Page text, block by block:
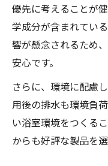
優先に考えることが
学成分が含まれてい
響が懸念されるため
安心です。
さらに、環境に配慮
用後の排水も環境負
い浴室環境をつくる
からも好評な製品を選